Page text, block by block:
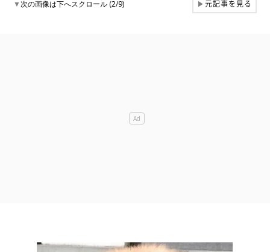
▼次の画像は下へスクロール (2/9) ▶元記事を見る